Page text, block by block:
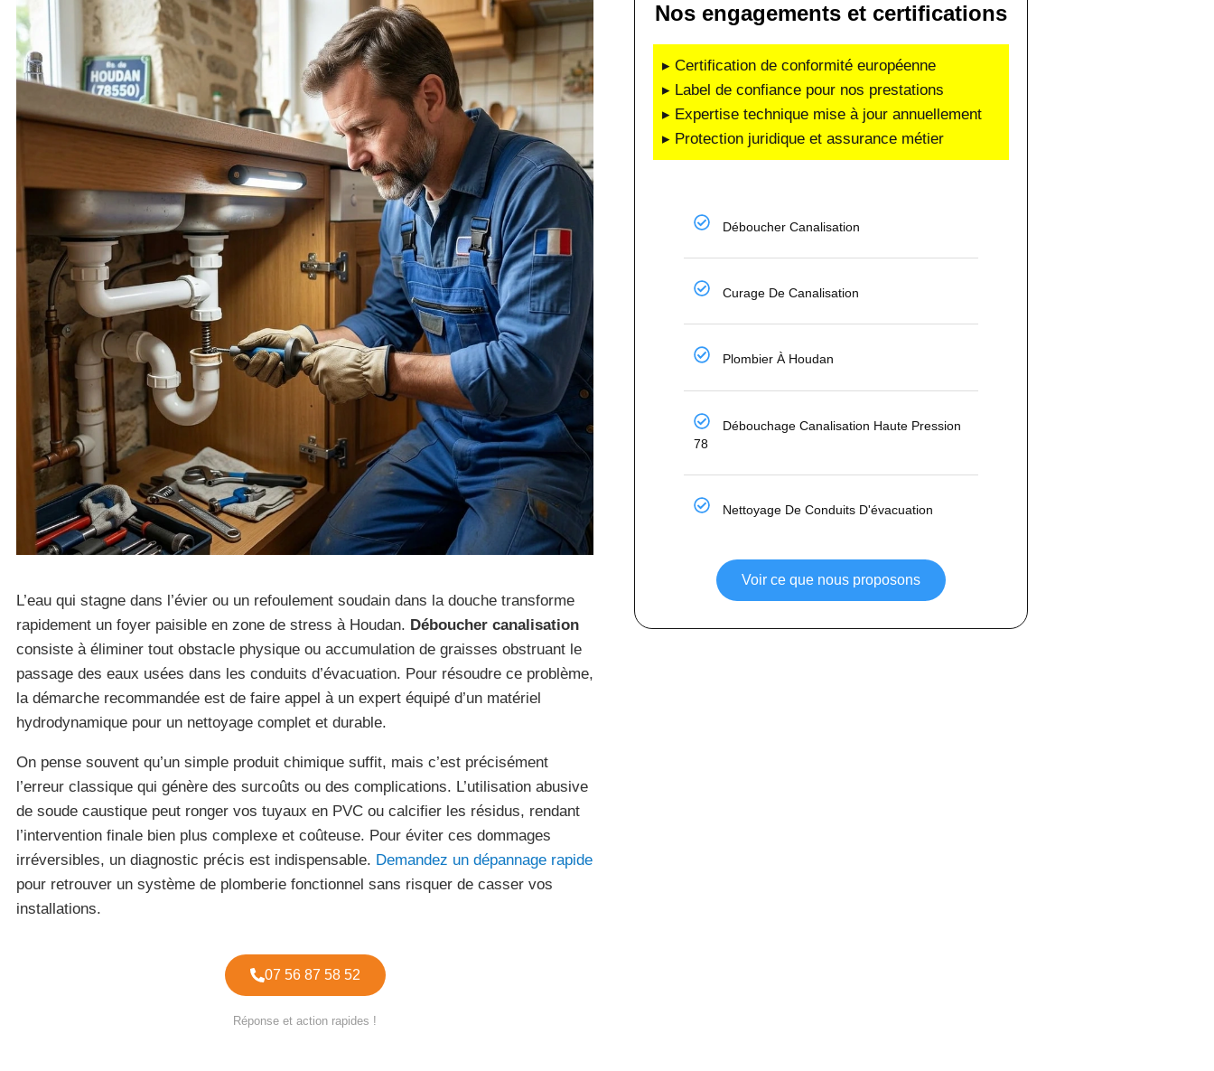
L’eau qui stagne dans l’évier ou un refoulement soudain dans la douche transforme
rapidement un foyer paisible en zone de stress à Houdan. Déboucher canalisation
consiste à éliminer tout obstacle physique ou accumulation de graisses obstruant le
passage des eaux usées dans les conduits d’évacuation. Pour résoudre ce problème,
la démarche recommandée est de faire appel à un expert équipé d’un matériel
hydrodynamique pour un nettoyage complet et durable.
On pense souvent qu’un simple produit chimique suffit, mais c’est précisément
l’erreur classique qui génère des surcoûts ou des complications. L’utilisation abusive
de soude caustique peut ronger vos tuyaux en PVC ou calcifier les résidus, rendant
l’intervention finale bien plus complexe et coûteuse. Pour éviter ces dommages
irréversibles, un diagnostic précis est indispensable. Demandez un dépannage rapide
pour retrouver un système de plomberie fonctionnel sans risquer de casser vos
installations.
07 56 87 58 52
Réponse et action rapides !
Nos engagements et certifications
▸ Certification de conformité européenne
▸ Label de confiance pour nos prestations
▸ Expertise technique mise à jour annuellement
▸ Protection juridique et assurance métier
Déboucher Canalisation
Curage De Canalisation
Plombier À Houdan
Débouchage Canalisation Haute Pression
78
Nettoyage De Conduits D'évacuation
Voir ce que nous proposons